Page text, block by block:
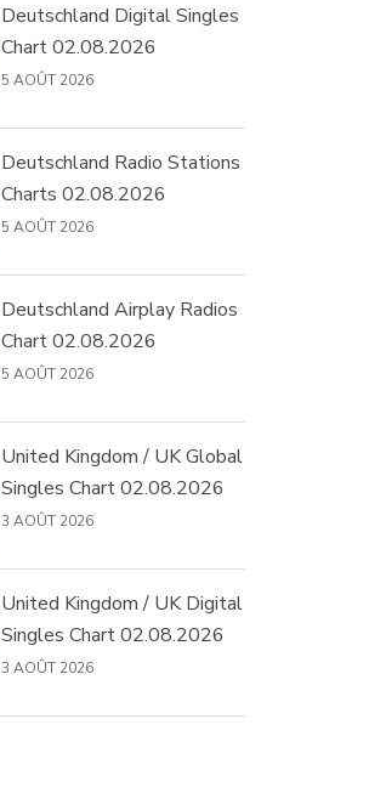
Deutschland Digital Singles
Chart 02.08.2026
5 AOÛT 2026
Deutschland Radio Stations
Charts 02.08.2026
5 AOÛT 2026
Deutschland Airplay Radios
Chart 02.08.2026
5 AOÛT 2026
United Kingdom / UK Global
Singles Chart 02.08.2026
3 AOÛT 2026
United Kingdom / UK Digital
Singles Chart 02.08.2026
3 AOÛT 2026